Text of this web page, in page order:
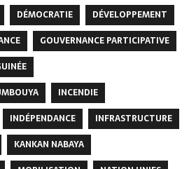
DÉMOCRATIE
DÉVELOPPEMENT
GOUVERNANCE PARTICIPATIVE
INCENDIE
INDÉPENDANCE
INFRASTRUCTURE
KANKAN NABAYA